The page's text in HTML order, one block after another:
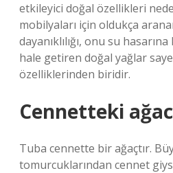
etkileyici doğal özellikleri
mobilyaları için oldukça
dayanıklılığı, onu su
hale getiren doğal yağlar
özelliklerinden biridir.
Cennetteki
Tuba cennette bir ağaçtır.
tomurcuklarından cennet